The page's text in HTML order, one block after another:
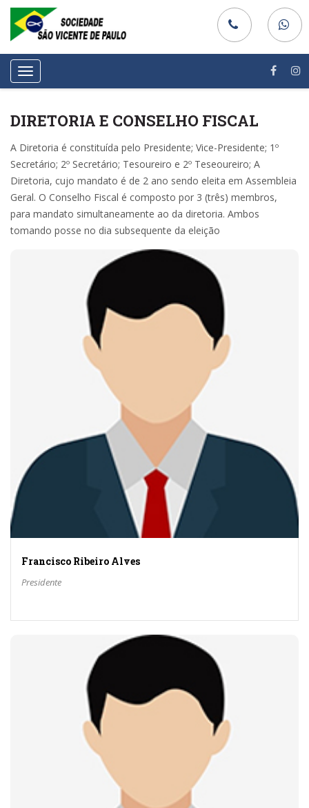
Toggle
navigation
DIRETORIA E CONSELHO FISCAL
A Diretoria é constituída pelo Presidente; Vice-Presidente; 1º
Secretário; 2º Secretário; Tesoureiro e 2º Teseoureiro; A
Diretoria, cujo mandato é de 2 ano sendo eleita em Assembleia
Geral. O Conselho Fiscal é composto por 3 (três) membros,
para mandato simultaneamente ao da diretoria. Ambos
tomando posse no dia subsequente da eleição
Francisco Ribeiro Alves
Presidente